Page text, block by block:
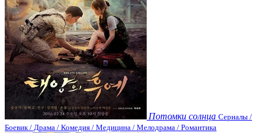
Потомки солнца Сериалы /
Боевик / Драма / Комедия / Медицина / Мелодрама / Романтика